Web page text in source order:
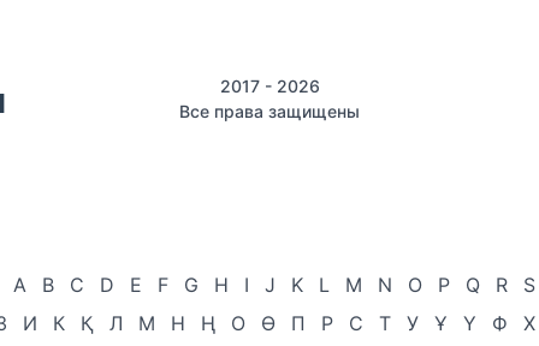
2017 - 2026
Все права защищены
A B C D E F G H I J K L M N O P Q R S
И К Қ Л М Н Ң О Ө П Р С Т У Ұ Ү Ф Х